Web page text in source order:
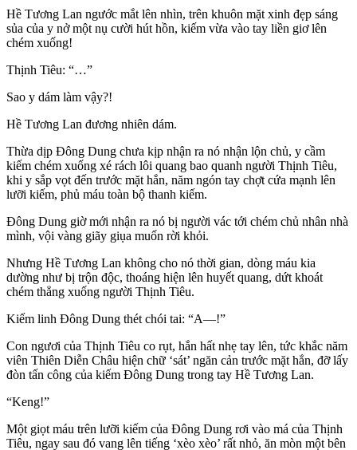
Hề Tương Lan ngước mắt lên nhìn, trên khuôn mặt xinh đẹp sáng
sủa của y nở một nụ cười hút hồn, kiếm vừa vào tay liền giơ lên
chém xuống!
Thịnh Tiêu: “…”
Sao y dám làm vậy?!
Hề Tương Lan đương nhiên dám.
Thừa dịp Đông Dung chưa kịp nhận ra nó nhận lộn chủ, y cầm
kiếm chém xuống xé rách lôi quang bao quanh người Thịnh Tiêu,
khi y sắp vọt đến trước mặt hắn, năm ngón tay chợt cứa mạnh lên
lưỡi kiếm, phủ máu toàn bộ thanh kiếm.
Đông Dung giờ mới nhận ra nó bị người vác tới chém chủ nhân nhà
mình, vội vàng giãy giụa muốn rời khỏi.
Nhưng Hề Tương Lan không cho nó thời gian, dòng máu kia
dường như bị trộn độc, thoáng hiện lên huyết quang, dứt khoát
chém thẳng xuống người Thịnh Tiêu.
Kiếm linh Đông Dung thét chói tai: “A—!”
Con ngươi của Thịnh Tiêu co rụt, hắn hất nhẹ tay lên, tức khắc năm
viên Thiên Diễn Châu hiện chữ ‘sát’ ngăn cản trước mặt hắn, đỡ lấy
đòn tấn công của kiếm Đông Dung trong tay Hề Tương Lan.
“Keng!”
Một giọt máu trên lưỡi kiếm của Đông Dung rơi vào má của Thịnh
Tiêu, ngay sau đó vang lên tiếng ‘xèo xèo’ rất nhỏ, ăn mòn một bên